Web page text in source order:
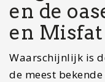
en de
en
Waarschijnlijk is
de meest